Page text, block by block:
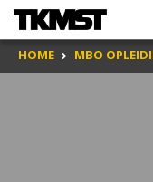
HOME MBO